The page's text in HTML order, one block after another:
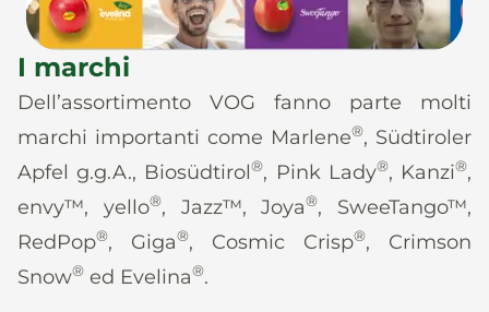
I marchi
Dell’assortimento VOG fanno parte molti
marchi importanti come Marlene®, Südtiroler
Apfel g.g.A., Biosüdtirol®, Pink Lady®, Kanzi®,
envy™, yello®, Jazz™, Joya®, SweeTango™,
RedPop®, Giga®, Cosmic Crisp®, Crimson
Snow® ed Evelina®.